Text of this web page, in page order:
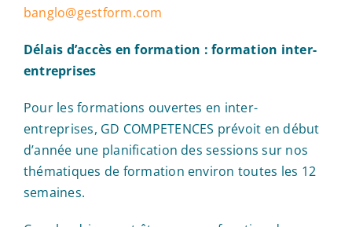
banglo@gestform.com
Délais d’accès en formation : formation inter-
entreprises
Pour les formations ouvertes en inter-
entreprises, GD COMPETENCES prévoit en début
d’année une planification des sessions sur nos
thématiques de formation environ toutes les 12
semaines.